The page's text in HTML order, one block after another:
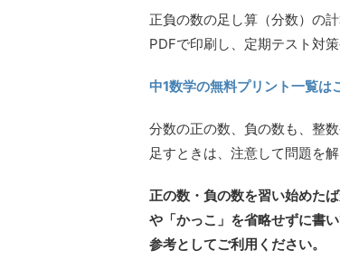
正負の数の足し算（分数）の
PDFで印刷し、定期テスト対
中1数学の無料プリント一覧は
分数の正の数、負の数も、整
足すときは、注意して問題を解
正の数・負の数を習い始めた
や「かっこ」を省略せずに書
参考としてご利用ください。